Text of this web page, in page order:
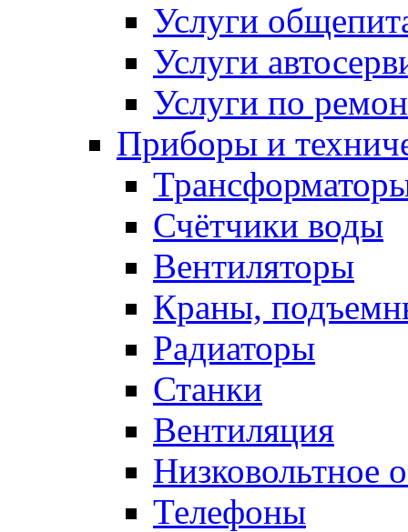
Услуги
Услуги
Услуги по
Приборы и
Счётчики воды
Вентиляторы
Краны,
Радиаторы
Станки
Вентиляция
Низковольтное
Телефоны